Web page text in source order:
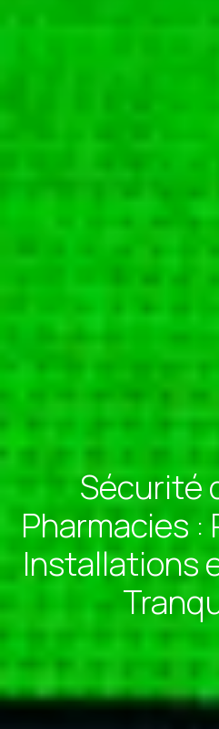
Sécurité
Pharmacies
Installations